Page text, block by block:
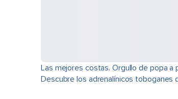
Las mejores costas. Orgullo de popa a
Descubre los adrenalínicos toboganes